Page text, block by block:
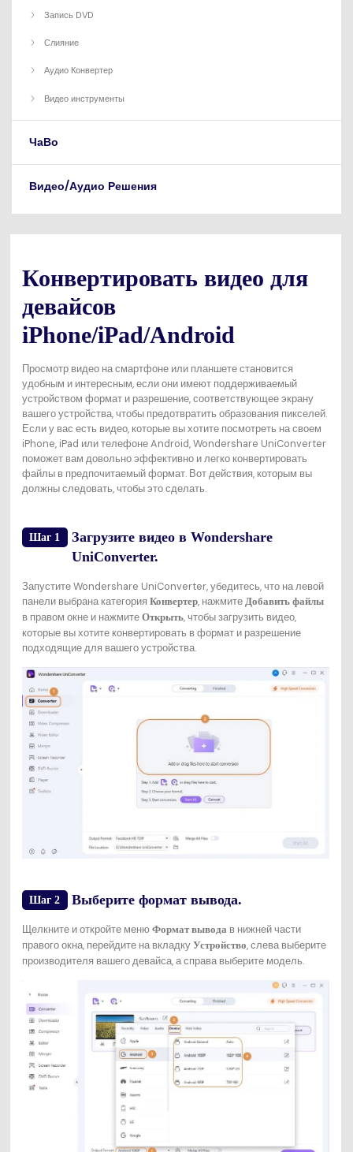
Запись DVD
Слияние
Аудио Конвертер
Видео инструменты
ЧаВо
Видео/Аудио Решения
Конвертировать видео для
девайсов
iPhone/iPad/Android
Просмотр видео на смартфоне или планшете становится
удобным и интересным, если они имеют поддерживаемый
устройством формат и разрешение, соответствующее экрану
вашего устройства, чтобы предотвратить образования пикселей.
Если у вас есть видео, которые вы хотите посмотреть на своем
iPhone, iPad или телефоне Android, Wondershare UniConverter
поможет вам довольно эффективно и легко конвертировать
файлы в предпочитаемый формат. Вот действия, которым вы
должны следовать, чтобы это сделать.
Шаг 1
Загрузите видео в Wondershare
UniConverter.
Запустите Wondershare UniConverter, убедитесь, что на левой
панели выбрана категория Конвертер, нажмите Добавить файлы
в правом окне и нажмите Открыть, чтобы загрузить видео,
которые вы хотите конвертировать в формат и разрешение
подходящие для вашего устройства.
Шаг 2 Выберите формат вывода.
Щелкните и откройте меню Формат вывода в нижней части
правого окна, перейдите на вкладку Устройство, слева выберите
производителя вашего девайса, а справа выберите модель.